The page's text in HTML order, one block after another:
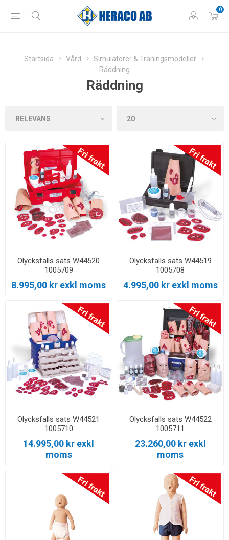
0
Startsida Vård
Simulatorer & Träningsmodeller
Räddning
Räddning
Olycksfalls sats W44520
1005709
8.995,00 kr exkl moms
Olycksfalls sats W44519
1005708
4.995,00 kr exkl moms
Olycksfalls sats W44521
1005710
14.995,00 kr exkl
moms
Olycksfalls sats W44522
1005711
23.260,00 kr exkl
moms